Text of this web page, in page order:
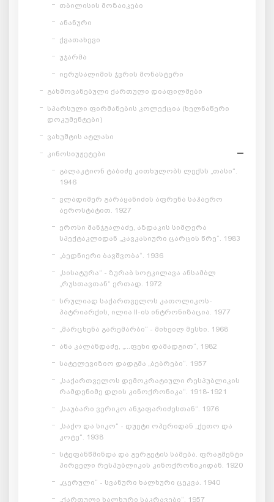
თბილისის მოზაიკები
ანანური
ქვათახევი
უჯარმა
იერუსალიმის ჯვრის მონასტერი
გახმოვანებული ქართული დიაფილმები
სპარსული ფირმანების კოლექცია (ხელნაწერი
დოკუმენტები)
ვახუშტის ატლასი
კინოსიუჟეტები
გალაკტიონ ტაბიძე კითხულობს ლექსს „თასი“.
1946
ვლადიმერ გარაყანიძის აფრენა საჰაერო
აეროსტატით. 1927
ეროსი მანჯგალაძე, აზდაკის სიმღერა
სპექტაკლიდან „კავკასიური ცარცის წრე“. 1983
„ბედნიერი ბავშვობა“. 1936
„სისატურა“ - ზურაბ სოტკილავა ანსამბლ
„რუსთავთან“ ერთად. 1972
სრულიად საქართველოს კათოლიკოს-
პატრიარქის, ილია II-ის ინტრონიზაცია. 1977
„მარცხენა გარემარბი“ - მიხეილ მესხი. 1968
ანა კალანდაძე, „...ფეხი დამადგით“, 1982
სატელევიზიო დადგმა „ბებრები“. 1957
„საქართველოს დემოკრატიული რესპუბლიკის
რამდენიმე დღის კინოქრონიკა“. 1918-1921
„საუბარი ვერიკო ანჯაფარიძესთან“. 1976
„საქო და სიკო“ - დუეტი ოპერიდან „ქეთო და
კოტე“. 1938
სტეფანწმინდა და გერგეტის სამება. ფრაგმენტი
პირველი რესპუბლიკის კინოქრონიკიდან. 1920
„ცერული“ - სვანური ხალხური ცეკვა. 1940
„ქართული ხალხური საკრავები“. 1957